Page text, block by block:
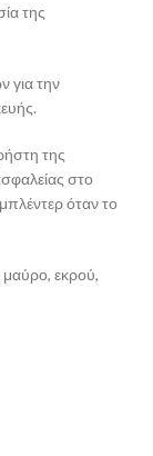
της
για την
της
στο
όταν το
μαύρο, εκρού,